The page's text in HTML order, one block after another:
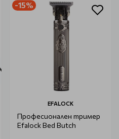
-15%
EFALOCK
Професионален тример
Efalock Bed Butch